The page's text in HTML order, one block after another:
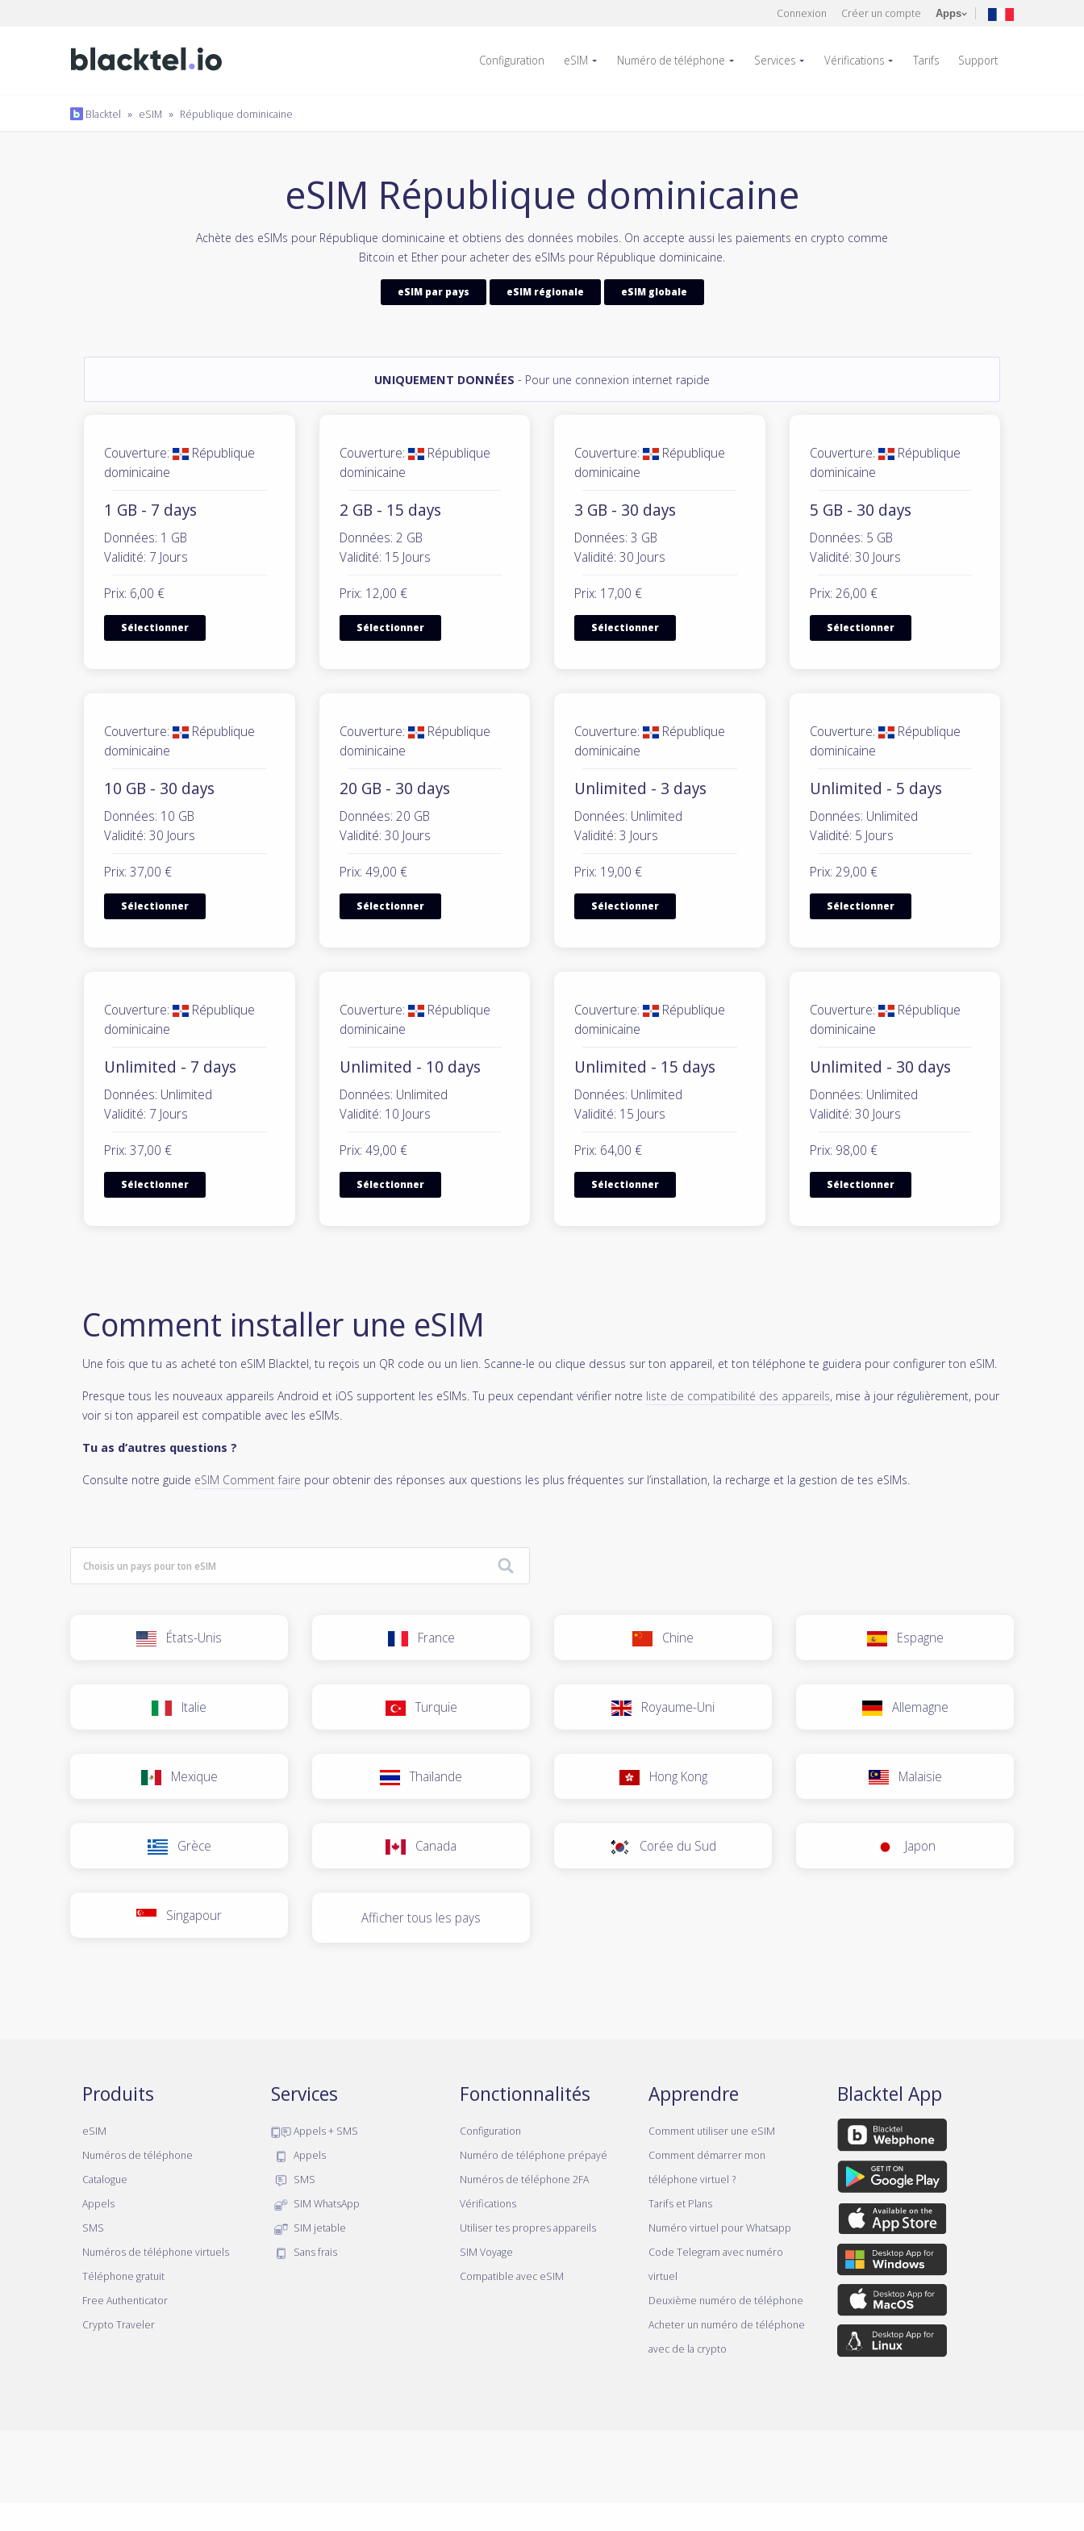
Connexion Créer un compte Apps
Configuration eSIM Numéro de téléphone Services Vérifications Tarifs Support
Blacktel » eSIM » République dominicaine
eSIM République dominicaine
Achète des eSIMs pour République dominicaine et obtiens des données mobiles. On accepte aussi les paiements en crypto comme
Bitcoin et Ether pour acheter des eSIMs pour République dominicaine.
eSIM par pays eSIM régionale eSIM globale
UNIQUEMENT DONNÉES - Pour une connexion internet rapide
Couverture:
République
dominicaine
1 GB - 7 days
Données: 1 GB
Validité: 7 Jours
Prix: 6,00 €
Sélectionner
Couverture:
République
dominicaine
2 GB - 15 days
Données: 2 GB
Validité: 15 Jours
Prix: 12,00 €
Sélectionner
Couverture:
République
dominicaine
3 GB - 30 days
Données: 3 GB
Validité: 30 Jours
Prix: 17,00 €
Sélectionner
Couverture:
République
dominicaine
5 GB - 30 days
Données: 5 GB
Validité: 30 Jours
Prix: 26,00 €
Sélectionner
Couverture:
République
dominicaine
10 GB - 30 days
Données: 10 GB
Validité: 30 Jours
Prix: 37,00 €
Sélectionner
Couverture:
République
dominicaine
20 GB - 30 days
Données: 20 GB
Validité: 30 Jours
Prix: 49,00 €
Sélectionner
Couverture:
République
dominicaine
Unlimited - 3 days
Données: Unlimited
Validité: 3 Jours
Prix: 19,00 €
Sélectionner
Couverture:
République
dominicaine
Unlimited - 5 days
Données: Unlimited
Validité: 5 Jours
Prix: 29,00 €
Sélectionner
Couverture:
République
dominicaine
Unlimited - 7 days
Données: Unlimited
Validité: 7 Jours
Prix: 37,00 €
Sélectionner
Couverture:
République
dominicaine
Unlimited - 10 days
Données: Unlimited
Validité: 10 Jours
Prix: 49,00 €
Sélectionner
Couverture:
République
dominicaine
Unlimited - 15 days
Données: Unlimited
Validité: 15 Jours
Prix: 64,00 €
Sélectionner
Couverture:
République
dominicaine
Unlimited - 30 days
Données: Unlimited
Validité: 30 Jours
Prix: 98,00 €
Sélectionner
Comment installer une eSIM
Une fois que tu as acheté ton eSIM Blacktel, tu reçois un QR code ou un lien. Scanne-le ou clique dessus sur ton appareil, et ton téléphone te guidera pour configurer ton eSIM.
Presque tous les nouveaux appareils Android et iOS supportent les eSIMs. Tu peux cependant vérifier notre liste de compatibilité des appareils, mise à jour régulièrement, pour
voir si ton appareil est compatible avec les eSIMs.
Tu as d’autres questions ?
Consulte notre guide eSIM Comment faire pour obtenir des réponses aux questions les plus fréquentes sur l’installation, la recharge et la gestion de tes eSIMs.
États-Unis France Chine Espagne
Italie Turquie Royaume-Uni Allemagne
Mexique Thaïlande Hong Kong Malaisie
Grèce Canada Corée du Sud Japon
Singapour Afficher tous les pays
Produits
eSIM
Numéros de téléphone
Catalogue
Appels
SMS
Numéros de téléphone virtuels
Téléphone gratuit
Free Authenticator
Crypto Traveler
Services
Appels + SMS
Appels
SMS
SIM WhatsApp
SIM jetable
Sans frais
Fonctionnalités
Configuration
Numéro de téléphone prépayé
Numéros de téléphone 2FA
Vérifications
Utiliser tes propres appareils
SIM Voyage
Compatible avec eSIM
Apprendre
Comment utiliser une eSIM
Comment démarrer mon
téléphone virtuel ?
Tarifs et Plans
Numéro virtuel pour Whatsapp
Code Telegram avec numéro
virtuel
Deuxième numéro de téléphone
Acheter un numéro de téléphone
avec de la crypto
Blacktel App